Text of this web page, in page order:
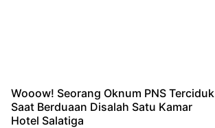
Wooow! Seorang Oknum PNS Terciduk
Saat Berduaan Disalah Satu Kamar
Hotel Salatiga